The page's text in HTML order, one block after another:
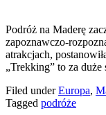
Podróż na Maderę
zapoznawczo-
atrakcjach,
„Trekking” to za
Filed underEuropa,
Tagged podróże